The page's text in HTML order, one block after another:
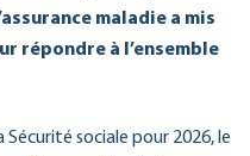
maladie a mis
répondre à l’ensemble
sociale pour 2026, le